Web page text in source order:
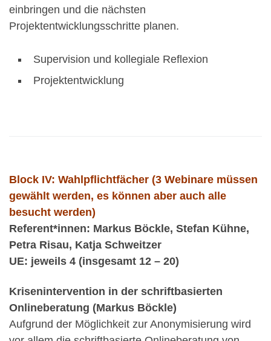
einbringen und die nächsten
Projektentwicklungsschritte planen.
Supervision und kollegiale Reflexion
Projektentwicklung
Block IV: Wahlpflichtfächer (3 Webinare müssen
gewählt werden, es können aber auch alle
besucht werden)
Referent*innen: Markus Böckle, Stefan Kühne,
Petra Risau, Katja Schweitzer
UE: jeweils 4 (insgesamt 12 – 20)
Krisenintervention in der schriftbasierten
Onlineberatung (Markus Böckle)
Aufgrund der Möglichkeit zur Anonymisierung wird